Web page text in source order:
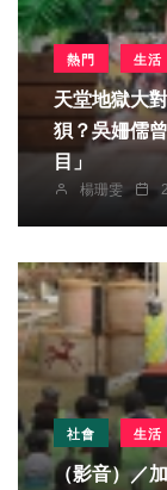
熱門 生活
天堂地獄大
狽？吳姍儒
目」
楊珊雯
社會 生活
（影音）／